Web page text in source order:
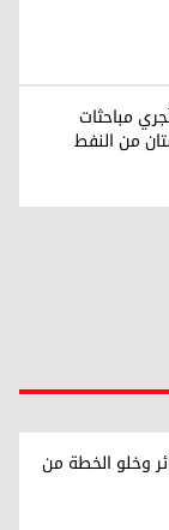
لـ كوردستان24: نُجري مباحثات
من النفط
أربعينية: 22 مليون زائر وخلو الخطة من